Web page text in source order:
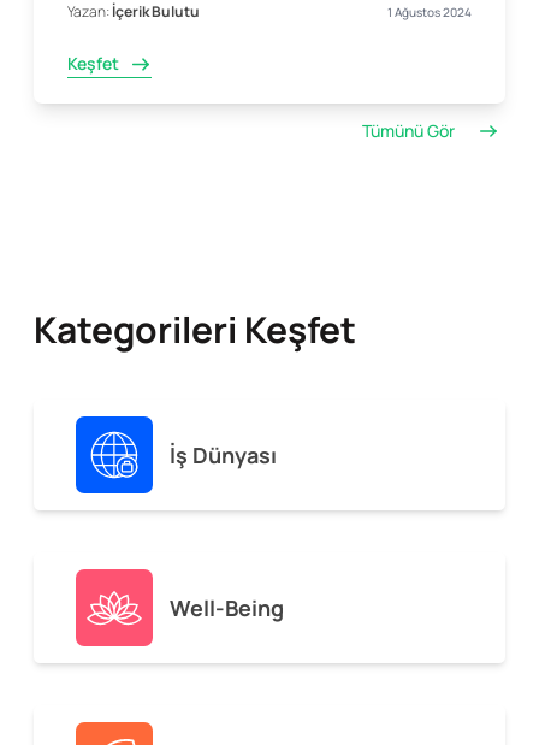
Yazan:İçerik Bulutu 1 Ağustos 2024
Keşfet
Tümünü Gör
Kategorileri Keşfet
İş Dünyası
Well-Being